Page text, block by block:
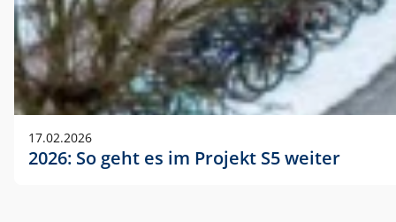
17.02.2026
2026: So geht es im Projekt S5 weiter